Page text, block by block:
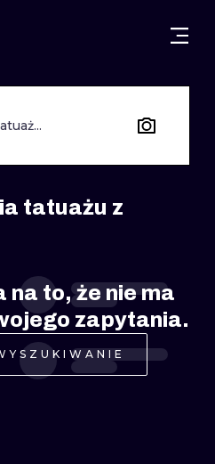
GDAŃSK
POZNAŃ
KATOWICE
ŁÓDŹ
EDYNBURG
LONDYN
STYLE
KALIGRAFIA
NEW
TRIBAL
RYCINOWE
tatuażu z
na to, że nie ma
zapytania.